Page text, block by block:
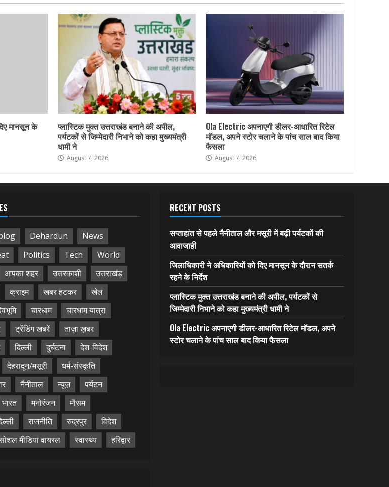
मानसून के
प्लास्टिक मुक्त उत्तराखंड बनाने की अपील,
पर्यटकों से जिम्मेदारी निभाने को कहा मुख्यमंत्री
धामी ने
August 7, 2026
Ola Electric अपनाएगी डीलर-आधारित रिटेल
मॉडल, अपने स्टोर चलाने के पांच साल बाद किया
फैसला
August 7, 2026
Dehardun
News
Politics Tech
World
आपका शहर उत्तरकाशी
उत्तराखंड
क्राइम खबर हटकर
खेल
चारधाम
चारधाम यात्रा
ट्रेंडिंग खबरें
ताज़ा ख़बर
दिल्ली दुर्घटना
देश-विदेश
देहरादून/मसूरी
धर्म-संस्कृति
नैनीताल न्यूज़
पर्यटन
भारत मनोरंजन
मौसम
राजनीति रुद्रपुर
विदेश
सोशल मीडिया वायरल स्वास्थ्य हरिद्वार
RECENT POSTS
सप्ताहांत से पहले नैनीताल और मसूरी में बढ़ी पर्यटकों की
आवाजाही
जिलाधिकारी ने अधिकारियों को दिए मानसून के दौरान सतर्क
रहने के निर्देश
प्लास्टिक मुक्त उत्तराखंड बनाने की अपील, पर्यटकों से
जिम्मेदारी निभाने को कहा मुख्यमंत्री धामी ने
Ola Electric अपनाएगी डीलर-आधारित रिटेल मॉडल, अपने
स्टोर चलाने के पांच साल बाद किया फैसला